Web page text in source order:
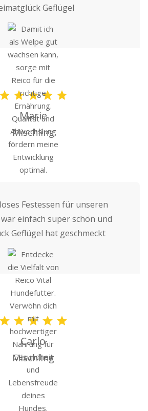
Geflügel
Marie
Mischling
Festessen für unseren
einfach super schön und
Geflügel hat geschmeckt
Carlo
Mischling